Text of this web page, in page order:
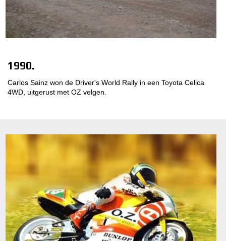
1990.
Carlos Sainz won de Driver's World Rally in een Toyota Celica
4WD, uitgerust met OZ velgen.